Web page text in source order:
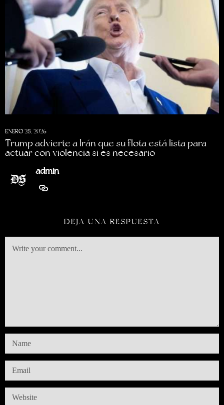
ENERO 28, 2026
Trump advierte a Irán que su flota está lista para
actuar con violencia si es necesario
admin
DEJA UNA RESPUESTA